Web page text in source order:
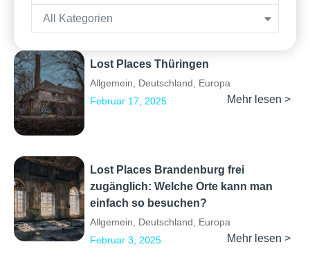
All Kategorien
Lost Places Thüringen
Allgemein, Deutschland, Europa
Februar 17, 2025
Mehr lesen >
Lost Places Brandenburg frei
zugänglich: Welche Orte kann man
einfach so besuchen?
Allgemein, Deutschland, Europa
Februar 3, 2025
Mehr lesen >